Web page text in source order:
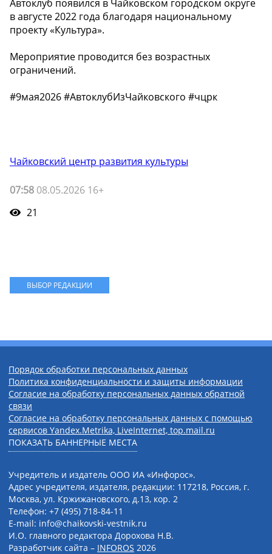
Автоклуб появился в Чайковском городском округе
в августе 2022 года благодаря национальному
проекту «Культура».
Мероприятие проводится без возрастных
ограничений.
#9мая2026 #АвтоклубИзЧайковского #чцрк
Чайковский центр развития культуры
07:58 08.05.2026 16+
21
ВЫБОР РЕДАКЦИИ
Порядок обработки персональных данных
Политика конфиденциальности и защиты информации
Согласие на обработку персональных данных обратной
связи
Согласие на обработку персональных данных с помощью
сервисов Yandex.Metrika, LiveInternet, top.mail.ru
ПОКАЗАТЬ БАННЕРНЫЕ МЕСТА
Учредитель и издатель ООО ИА «Инфорос».
Адрес учредителя, издателя, редакции: 117218, Россия, г.
Москва, ул. Кржижановского, д.13, кор. 2
Телефон: +7 (495) 718-84-11
E-mail: info@chaikovski-vestnik.ru
И.О. главного редактора Дорохова Н.В.
Разработчик сайта – INFOROS 2026